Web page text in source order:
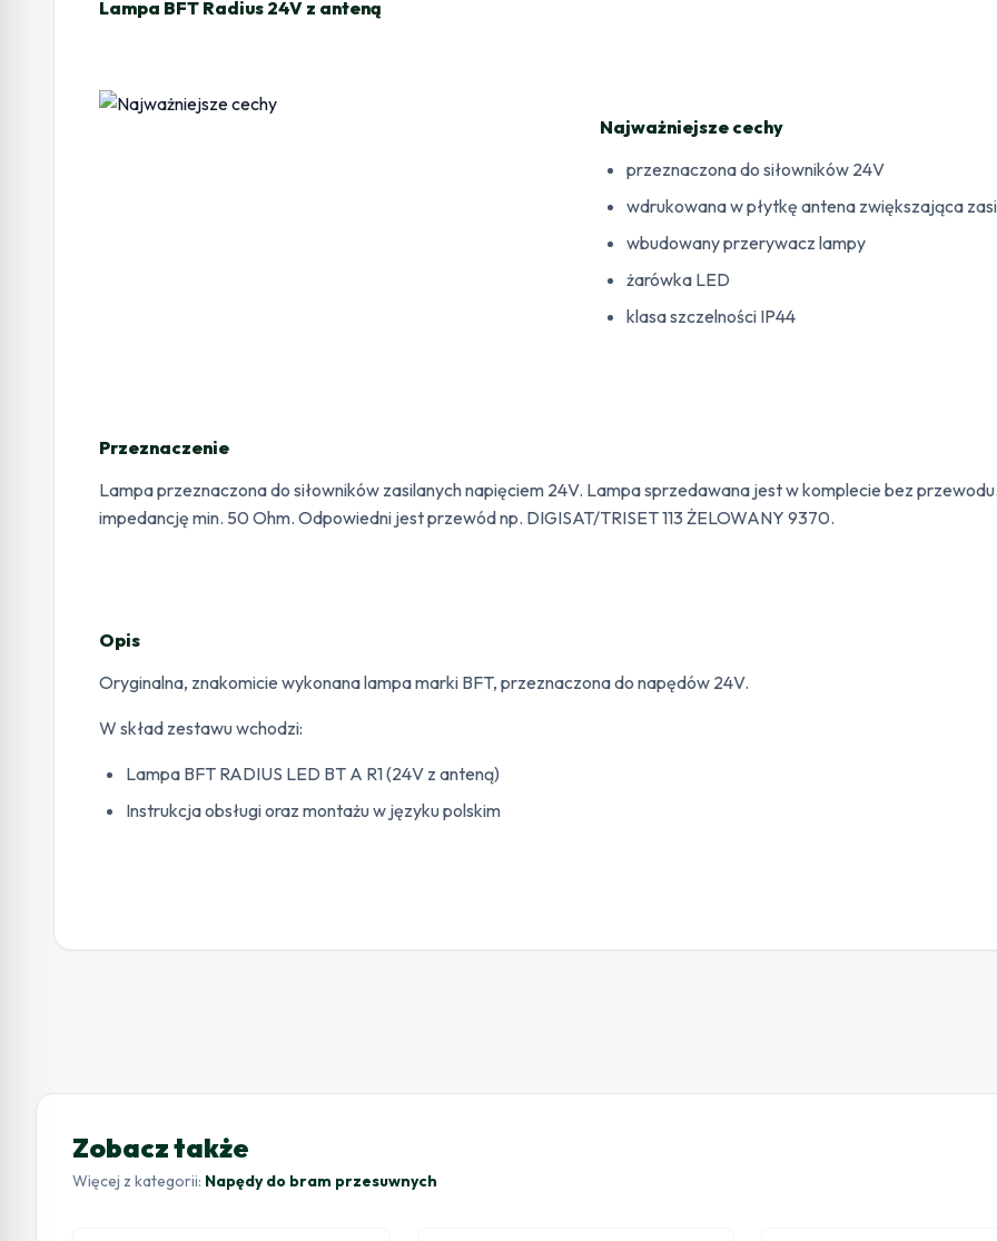
Lampa BFT Radius 24V z anteną
Najważniejsze cechy
przeznaczona do siłowników 24V
wdrukowana w płytkę antena zwiększająca
wbudowany przerywacz lampy
żarówka LED
klasa szczelności IP44
Przeznaczenie
Lampa przeznaczona do siłowników zasilanych napięciem 24V. Lampa sprzedawana jest w komplecie bez
impedancję min. 50 Ohm. Odpowiedni jest przewód np. DIGISAT/TRISET 113 ŻELOWANY 9370.
Opis
Oryginalna, znakomicie wykonana lampa marki BFT, przeznaczona do napędów 24V.
W skład zestawu wchodzi:
Lampa BFT RADIUS LED BT A R1 (24V z anteną)
Instrukcja obsługi oraz montażu w języku polskim
Zobacz także
Więcej z kategorii: Napędy do bram przesuwnych